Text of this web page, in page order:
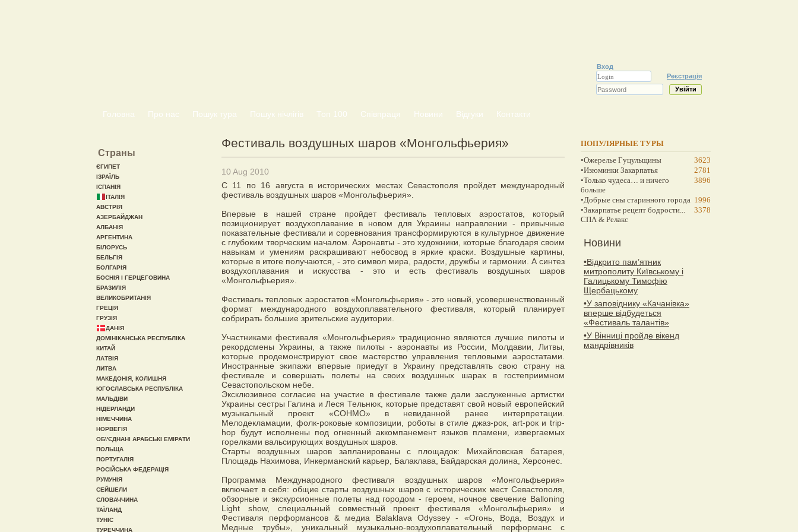
Вход
Реєстрація
Головна Про нас Пошук тура Пошук нічлігів Топ 100 Співпраця Новини Відгуки Контакти
Фестиваль воздушных шаров «Монгольфьерия»
10 Aug 2010
С 11 по 16 августа в исторических местах Севастополя пройдет международный
фестиваль воздушных шаров «Монгольфьерия».
Впервые в нашей стране пройдет фестиваль тепловых аэростатов, который
позиционирует воздухоплавание в новом для Украины направлении - привычные
показательные фестивали и соревнования трансформируются в культурное движение
с глубоким творческим началом. Аэронавты - это художники, которые благодаря своим
навыкам и умениям раскрашивают небосвод в яркие краски. Воздушные картины,
которые в итоге получаются, - это символ мира, радости, дружбы и гармонии. А синтез
воздухоплавания и искусства - это и есть фестиваль воздушных шаров
«Монгольфьерия».
Фестиваль тепловых аэростатов «Монгольфьерия» - это новый, усовершенствованный
формат международного воздухоплавательного фестиваля, который планирует
собрирать большие зрительские аудитории.
Участниками фестиваля «Монгольфьерия» традиционно являются лучшие пилоты и
рекордсмены Украины, а также пилоты - аэронавты из России, Молдавии, Литвы,
которые продемонстрируют свое мастерство управления тепловыми аэростатами.
Иностранные экипажи впервые приедут в Украину представлять свою страну на
фестивале и совершать полеты на своих воздушных шарах в гостеприимном
Севастопольском небе.
Эксклюзивное согласие на участие в фестивале также дали заслуженные артистки
Украины сестры Галина и Леся Тельнюк, которые представят свой новый европейский
музыкальный проект «СОНМО» в невиданной ранее интерпретации.
Мелодекламации, фолк-роковые композиции, роботы в стиле джаз-рок, art-рок и trip-
hop будут исполнены под огненный аккомпанемент языков пламени, извергаемых
горелками вальсирующих воздушных шаров.
Старты воздушных шаров запланированы c площадок: Михайловская батарея,
Площадь Нахимова, Инкерманский карьер, Балаклава, Байдарская долина, Херсонес.
Программа Международного фестиваля воздушных шаров «Монгольфьерия»
включает в себя: общие старты воздушных шаров с исторических мест Севастополя,
обзорные и экскурсионные полеты над городом - героем, ночное свечение Balloning
Light show, специальный совместный проект фестиваля «Монгольфьерия» и
Фестиваля перформансов & медиа Balaklava Odyssey - «Огонь, Вода, Воздух и
Медные трубы», уникальный музыкально-воздухоплавательный перформанс с
Страны
ЄГИПЕТ
ІЗРАЇЛЬ
ІСПАНІЯ
ІТАЛІЯ
АВСТРІЯ
АЗЕРБАЙДЖАН
АЛБАНІЯ
АРГЕНТИНА
БІЛОРУСЬ
БЕЛЬГІЯ
БОЛГАРІЯ
БОСНІЯ І ГЕРЦЕГОВИНА
БРАЗИЛІЯ
ВЕЛИКОБРИТАНІЯ
ГРЕЦІЯ
ГРУЗІЯ
ДАНІЯ
ДОМІНІКАНСЬКА РЕСПУБЛІКА
КИТАЙ
ЛАТВІЯ
ЛИТВА
МАКЕДОНІЯ, КОЛИШНЯ
ЮГОСЛАВСЬКА РЕСПУБЛІКА
МАЛЬДІВИ
НІДЕРЛАНДИ
НІМЕЧЧИНА
НОРВЕГІЯ
ОБ\'ЄДНАНІ АРАБСЬКІ ЕМІРАТИ
ПОЛЬЩА
ПОРТУГАЛІЯ
РОСІЙСЬКА ФЕДЕРАЦІЯ
РУМУНІЯ
СЕЙШЕЛИ
СЛОВАЧЧИНА
ТАЇЛАНД
ТУНІС
ТУРЕЧЧИНА
ПОПУЛЯРНЫЕ ТУРЫ
•Ожерелье Гуцульщины
3623
•Изюминки Закарпатья
2781
•Только чудеса… и ничего
больше
3896
•Добрые сны старинного города 1996
•Закарпатье рецепт бодрости...
СПА & Релакс
3378
Новини
•Відкрито пам’ятник
митрополиту Київському і
Галицькому Тимофію
Щербацькому
•У заповіднику «Качанівка»
вперше відбудеться
«Фестиваль талантів»
•У Вінниці пройде вікенд
мандрівників